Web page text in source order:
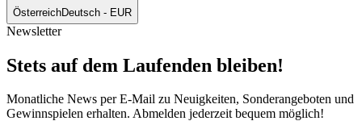
ÖsterreichDeutsch - EUR
Newsletter
Stets auf dem Laufenden bleiben!
Monatliche News per E-Mail zu Neuigkeiten, Sonderangeboten und
Gewinnspielen erhalten. Abmelden jederzeit bequem möglich!